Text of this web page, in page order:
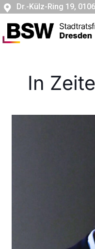
Dr.-Külz-Ring 19,
In